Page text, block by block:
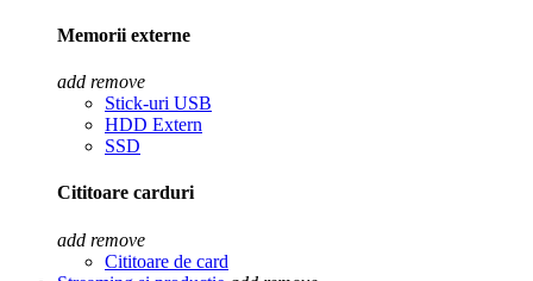
Memorii externe
add remove
Stick-uri USB
HDD Extern
SSD
Cititoare carduri
add remove
Cititoare de card